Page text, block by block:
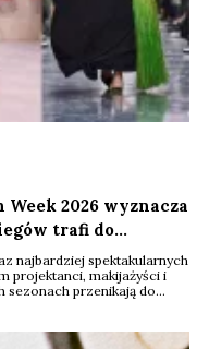
2026 wyznacza
trafi do
najbardziej spektakularnych
projektanci, makijażyści i
sezonach przenikają do
Stawia za to na większą